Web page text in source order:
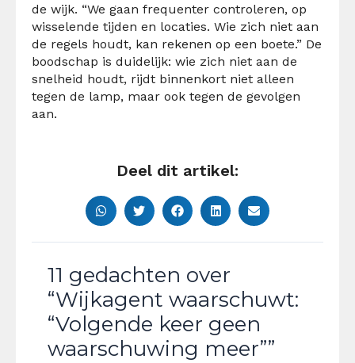
de wijk. “We gaan frequenter controleren, op
wisselende tijden en locaties. Wie zich niet aan
de regels houdt, kan rekenen op een boete.” De
boodschap is duidelijk: wie zich niet aan de
snelheid houdt, rijdt binnenkort niet alleen
tegen de lamp, maar ook tegen de gevolgen
aan.
Deel dit artikel:
11 gedachten over
“Wijkagent waarschuwt:
“Volgende keer geen
waarschuwing meer””